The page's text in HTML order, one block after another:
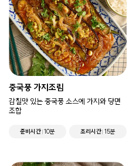
중국풍 가지조림
감칠맛 있는 중국풍 소스에 가지와 당면
조합
준비시간 10분 조리시간 15분